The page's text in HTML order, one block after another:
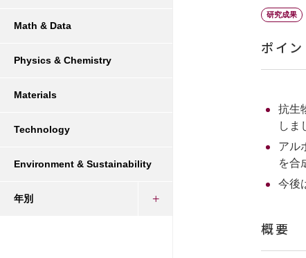
研究成果
ポイン
抗生
しま
アル
を合
今後
概要
Math & Data
Physics & Chemistry
Materials
Technology
Environment & Sustainability
年別